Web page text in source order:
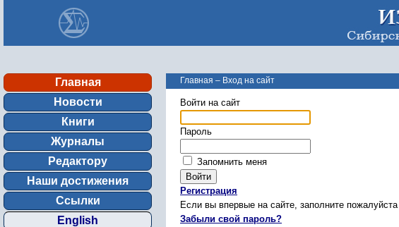
Главная
Новости
Книги
Журналы
Редактору
Наши достижения
Ссылки
English
Главная – Вход на сайт
Войти на сайт
Пароль
Запомнить меня
Регистрация
Если вы впервые на сайте, заполните пожалуйста
Забыли свой пароль?